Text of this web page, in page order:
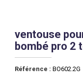
ventouse
bombé pro 2
Référence : BO602.2G